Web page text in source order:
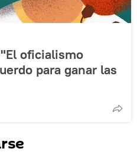
oficialismo
para ganar las